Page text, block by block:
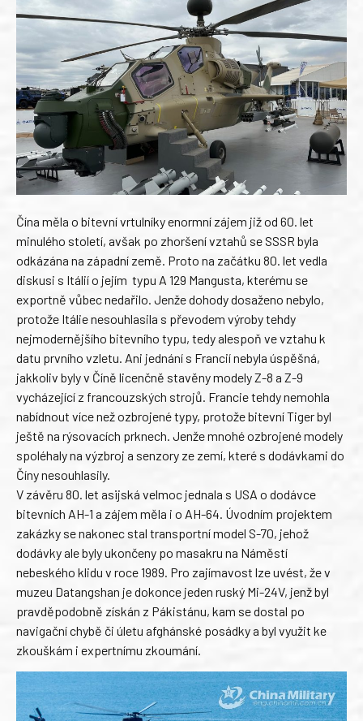
Čína měla o bitevní vrtulníky enormní zájem již od 60. let
minulého století, avšak po zhoršení vztahů se SSSR byla
odkázána na západní země. Proto na začátku 80. let vedla
diskusi s Itálií o jejím typu A 129 Mangusta, kterému se
exportně vůbec nedařilo. Jenže dohody dosaženo nebylo,
protože Itálie nesouhlasila s převodem výroby tehdy
nejmodernějšího bitevního typu, tedy alespoň ve vztahu k
datu prvního vzletu. Ani jednání s Francií nebyla úspěšná,
jakkoliv byly v Číně licenčně stavěny modely Z-8 a Z-9
vycházející z francouzských strojů. Francie tehdy nemohla
nabídnout více než ozbrojené typy, protože bitevní Tiger byl
ještě na rýsovacích prknech. Jenže mnohé ozbrojené modely
spoléhaly na výzbroj a senzory ze zemí, které s dodávkami do
Číny nesouhlasily.
V závěru 80. let asijská velmoc jednala s USA o dodávce
bitevních AH-1 a zájem měla i o AH-64. Úvodním projektem
zakázky se nakonec stal transportní model S-70, jehož
dodávky ale byly ukončeny po masakru na Náměstí
nebeského klidu v roce 1989. Pro zajímavost lze uvést, že v
muzeu Datangshan je dokonce jeden ruský Mi-24V, jenž byl
pravděpodobně získán z Pákistánu, kam se dostal po
navigační chybě či úletu afghánské posádky a byl využit ke
zkouškám i expertnímu zkoumání.